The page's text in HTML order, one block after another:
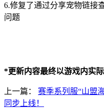
6.修复了通过分享宠物链接
问题
*更新内容最终以游戏内实际
上一篇：
赛季系列服“山盟
同步上线！